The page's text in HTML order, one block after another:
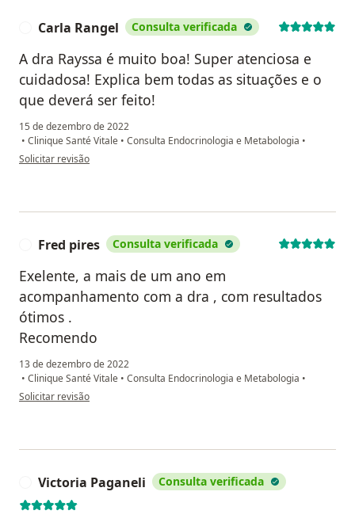
Carla Rangel Consulta verificada
A dra Rayssa é muito boa! Super atenciosa e
cuidadosa! Explica bem todas as situações e o
que deverá ser feito!
15 de dezembro de 2022
• Clinique Santé Vitale • Consulta Endocrinologia e Metabologia •
na opinião do utilizador Carla Rangel
Solicitar revisão
Fred pires Consulta verificada
Exelente, a mais de um ano em
acompanhamento com a dra , com resultados
ótimos .
Recomendo
13 de dezembro de 2022
• Clinique Santé Vitale • Consulta Endocrinologia e Metabologia •
na opinião do utilizador Fred pires
Solicitar revisão
Victoria Paganeli Consulta verificada